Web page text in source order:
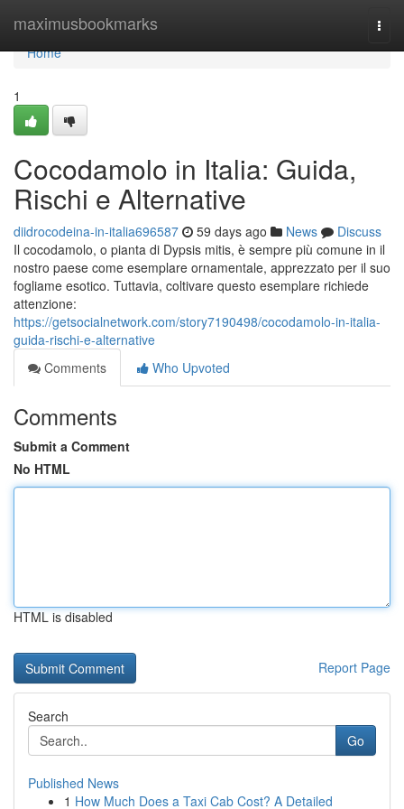
maximusbookmarks
Home
Home
1
Cocodamolo in Italia: Guida,
Rischi e Alternative
diidrocodeina-in-italia696587 59 days ago News
Discuss
Il cocodamolo, o pianta di Dypsis mitis, è sempre più comune in il
nostro paese come esemplare ornamentale, apprezzato per il suo
fogliame esotico. Tuttavia, coltivare questo esemplare richiede
attenzione:
https://getsocialnetwork.com/story7190498/cocodamolo-in-italia-
guida-rischi-e-alternative
Comments
Who Upvoted
Comments
Submit a Comment
No HTML
HTML is disabled
Report Page
Search
Go
Published News
1 How Much Does a Taxi Cab Cost? A Detailed